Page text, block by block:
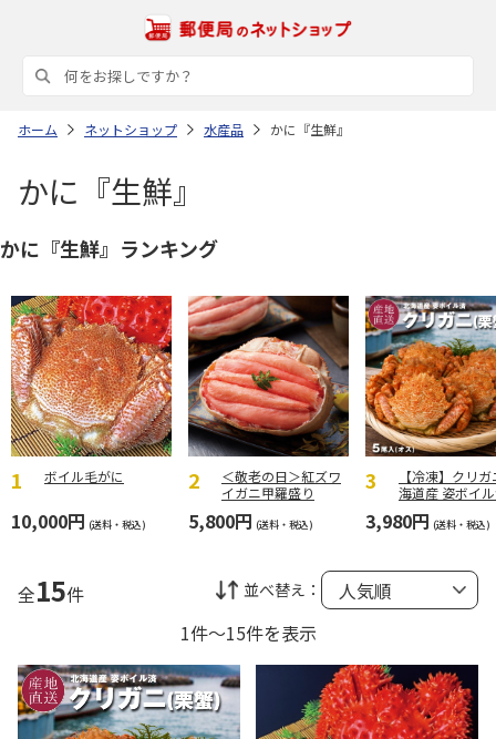
ホーム ネットショップ 水産品 かに『生鮮』
かに『生鮮』
かに『生鮮』ランキング
ボイル毛がに
10,000円 (送料・税込)
＜敬老の日＞紅ズワ
イガニ甲羅盛り
5,800円 (送料・税込)
【冷凍】クリ
海道産 姿ボイ
3,980円 (送料・税込)
全15件 並べ替え：
1件～15件を表示